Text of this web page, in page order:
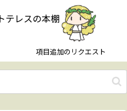
テレスの本棚
項目追加のリクエスト